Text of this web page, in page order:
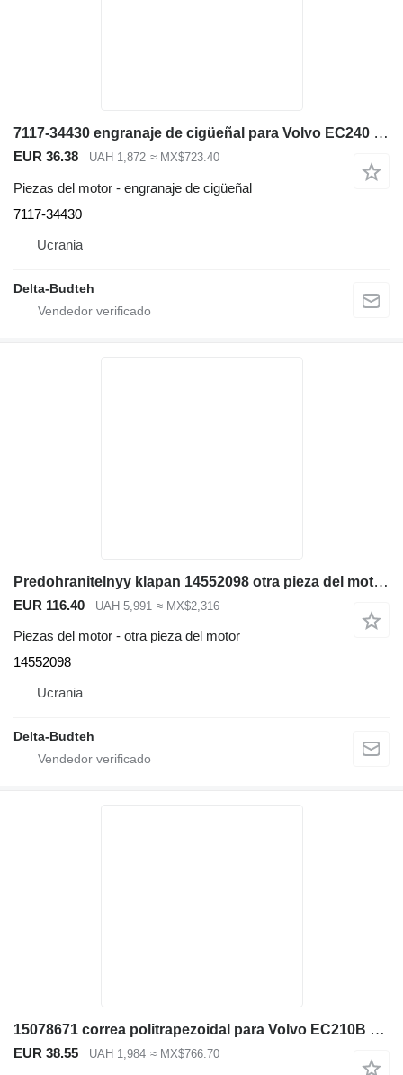
7117-34430 engranaje de cigüeñal para Volvo EC240 LC excavadora
EUR 36.38 UAH 1,872 ≈ MX$723.40
Piezas del motor - engranaje de cigüeñal
7117-34430
Ucrania
Delta-Budteh
Predohranitelnyy klapan 14552098 otra pieza del motor para Volvo EC290B excavadora
EUR 116.40 UAH 5,991 ≈ MX$2,316
Piezas del motor - otra pieza del motor
14552098
Ucrania
Delta-Budteh
15078671 correa politrapezoidal para Volvo EC210B LC excavadora
EUR 38.55 UAH 1,984 ≈ MX$766.70